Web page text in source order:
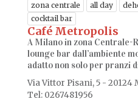
zona centrale all day
cocktail bar
Café Metropolis
A Milano in zona Centrale-
lounge bar dall’ambiente
adatto non solo per pranzi
Via Vittor Pisani, 5 - 20124
Tel: 0267481956